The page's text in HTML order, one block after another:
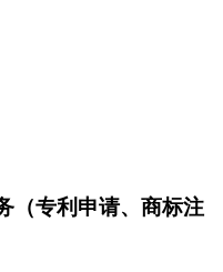
（专利申请、商标注